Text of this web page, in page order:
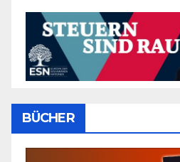
BÜCHER